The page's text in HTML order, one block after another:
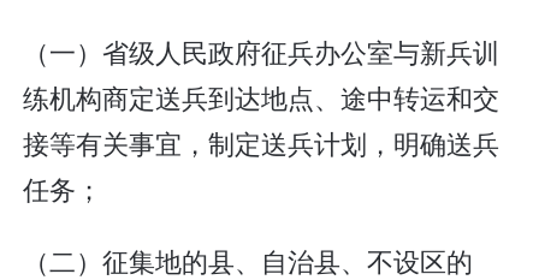
（一）省级人民政府征兵办公室与新兵训
练机构商定送兵到达地点、途中转运和交
接等有关事宜，制定送兵计划，明确送兵
任务；
（二）征集地的县、自治县、不设区的